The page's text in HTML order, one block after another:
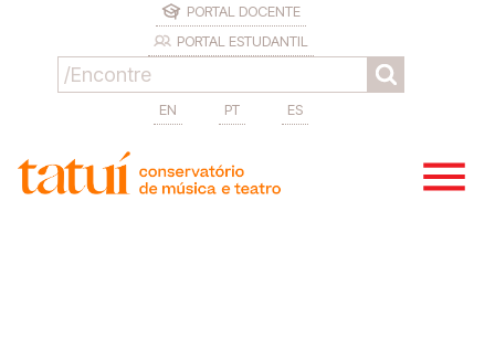
PORTAL DOCENTE
PORTAL ESTUDANTIL
EN PT ES